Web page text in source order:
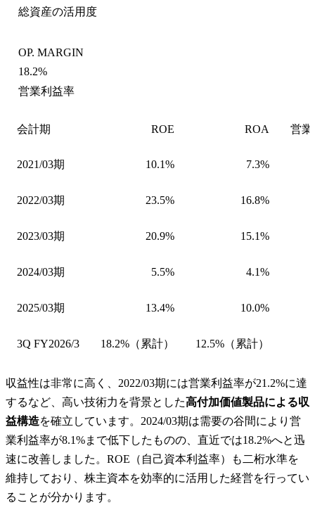
総資産の活用度
OP. MARGIN
18.2%
営業利益率
会計期 ROE ROA 営
2021/03期 10.1% 7.3%
2022/03期 23.5% 16.8%
2023/03期 20.9% 15.1%
2024/03期 5.5% 4.1%
2025/03期 13.4% 10.0%
3Q FY2026/3 18.2%（累計） 12.5%（累計）
収益性は非常に高く、2022/03期には営業利益率が21.2%に達
するなど、高い技術力を背景とした高付加価値製品による収
益構造を確立しています。2024/03期は需要の谷間により営
業利益率が8.1%まで低下したものの、直近では18.2%へと迅
速に改善しました。ROE（自己資本利益率）も二桁水準を
維持しており、株主資本を効率的に活用した経営を行ってい
ることが分かります。